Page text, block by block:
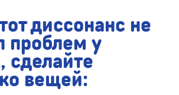
диссонанс не
проблем у
вещей: